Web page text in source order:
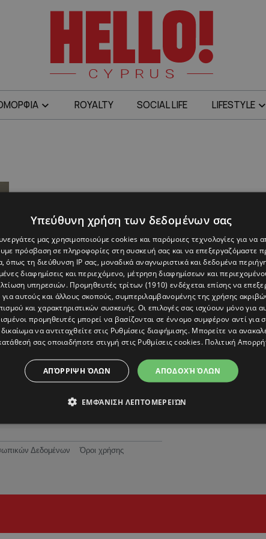
ROYALTY SOCIAL LIFE LIFESTYLE
Δεδομένων Όροι χρήσης
Υπεύθυνη χρήση των δεδομένων σας
μας χρησιμοποιούμε cookies και παρόμοιες τεχνολογίες για να
πρόσβαση σε πληροφορίες στη συσκευή σας και να επεξεργαζόμαστε
όπως τη διεύθυνση IP σας, μοναδικά αναγνωριστικά και δεδομένα
διαφημίσεις και περιεχόμενο, μέτρηση διαφημίσεων και
υπηρεσιών. Προμηθευτές τρίτων (1910) ενδέχεται επίσης να
αυτούς και άλλους σκοπούς, συμπεριλαμβανομένης της χρήσης
και χαρακτηριστικών συσκευής. Οι επιλογές σας ισχύουν μόνο για
προμηθευτές μπορεί να βασίζονται σε έννομο συμφέρον αντί για
να αντιταχθείτε στις Ρυθμίσεις διαφήμισης. Μπορείτε να
σας οποιαδήποτε στιγμή στις Ρυθμίσεις cookies. Πολιτική
ΑΠΟΔΟΧΉ ΌΛΩΝ
ΑΠΌΡΡΙΨΗ ΌΛΩΝ
ΕΜΦΆΝΙΣΗ ΛΕΠΤΟΜΕΡΕΙΏΝ